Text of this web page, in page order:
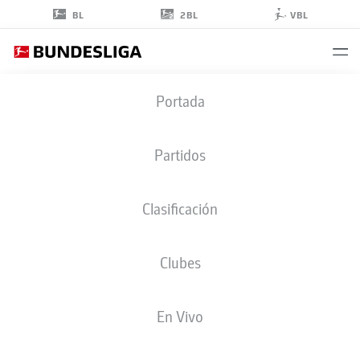
BL 2BL VBL
Portada
Partidos
Clasificación
Clubes
En Vivo
AWORTWIE-GRANT